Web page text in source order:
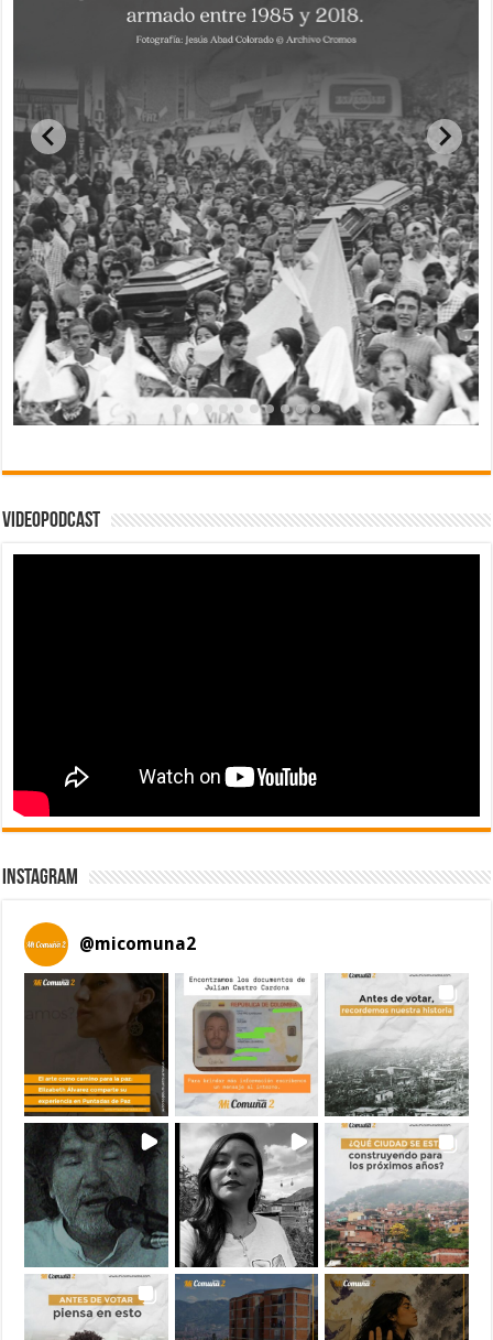
Videopodcast
Instagram
@micomuna2